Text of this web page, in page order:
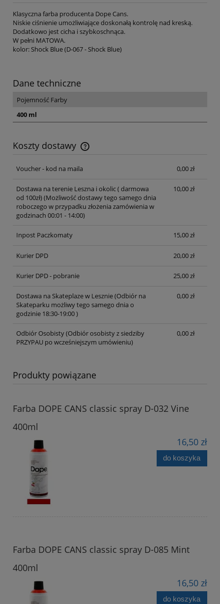
Klasyczna farba producenta Dope Cans.
Niskie ciśnienie umożliwiające doskonałą kontrolę nad kreską.
Dodatkowo jest cicha i szybkoschnąca.
W pełni MATOWA.
kolor: Shock Blue (D-067 - Shock Blue)
Dane techniczne
Pojemność Farby
400 ml
Koszty dostawy
Cena nie zawiera ewentualnych kosztów płatności
Voucher - kod na maila
0,00 zł
Dostawa na terenie Leszna i okolic ( darmowa
od 100zł)(Możliwość dostawy tego samego dnia
roboczego w przypadku złożenia zamówienia w
godzinach 00:01 - 14:00)
10,00 zł
Inpost Paczkomaty 15,00 zł
Kurier DPD 20,00 zł
Kurier DPD - pobranie 25,00 zł
Dostawa na Skateplaze w Lesznie(Odbiór na
Skateparku możliwy tego samego dnia o
godzinie 18:30-19:00 )
0,00 zł
Odbiór Osobisty(Odbiór osobisty z siedziby
PRZYPAU po wcześniejszym umówieniu)
0,00 zł
Produkty powiązane
Farba DOPE CANS classic spray D-032 Vine
400ml
16,50 zł
do koszyka
Farba DOPE CANS classic spray D-085 Mint
400ml
16,50 zł
do koszyka